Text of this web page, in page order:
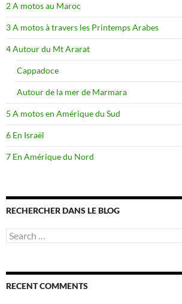
2 A motos au Maroc
3 A motos à travers les Printemps Arabes
4 Autour du Mt Ararat
Cappadoce
Autour de la mer de Marmara
5 A motos en Amérique du Sud
6 En Israël
7 En Amérique du Nord
RECHERCHER DANS LE BLOG
Search
for:
RECENT COMMENTS